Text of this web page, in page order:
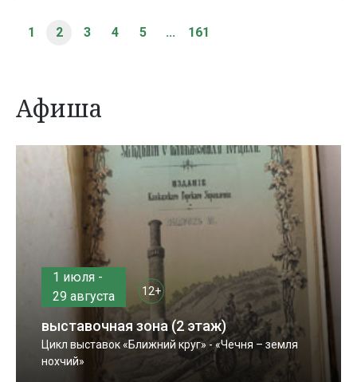
1 2 3 4 5 ... 161
Афиша
1 июля -
29 августа
12+
выставочная зона (2 этаж)
Цикл выставок «Ближний круг» - «Чечня – земля
нохчий»